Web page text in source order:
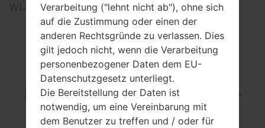
WLAN
-
Articles LGSGH-
L750(Samsung SGH-
L750)
Verarbeitung ("lehnt nicht ab"), ohne sich
auf die Zustimmung oder einen der
anderen Rechtsgründe zu verlassen. Dies
gilt jedoch nicht, wenn die Verarbeitung
personenbezogener Daten dem EU-
Datenschutzgesetz unterliegt.
Die Bereitstellung der Daten ist
notwendig, um eine Vereinbarung mit
dem Benutzer zu treffen und / oder für